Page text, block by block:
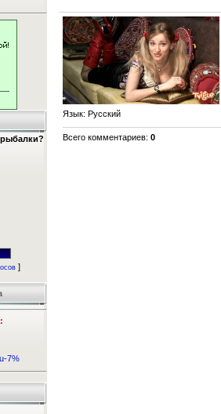
]
7%
Язык: Русский
Всего комментариев: 0